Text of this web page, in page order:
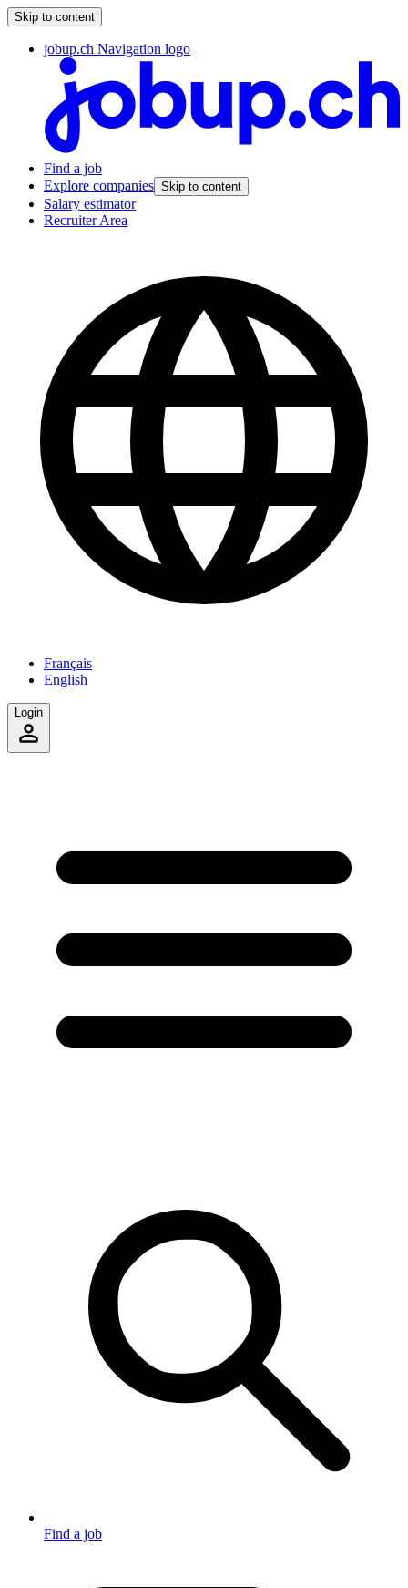
Skip to content
jobup.ch Navigation logo
Find a job
Explore companies Skip to content
Salary estimator
Recruiter Area
Français
English
Login
Find a job